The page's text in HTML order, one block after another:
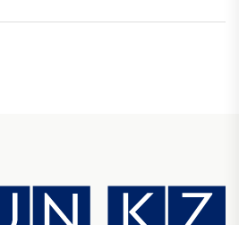
1,5 жыл ішінде 40